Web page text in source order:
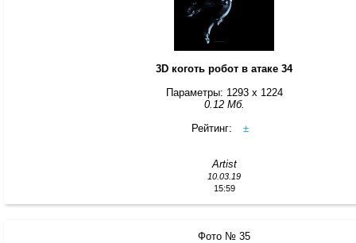
3D коготь робот в атаке 34
Параметры: 1293 x 1224
0.12 Мб.
Рейтинг:
±
Artist
10.03.19
15:59
Фото № 35